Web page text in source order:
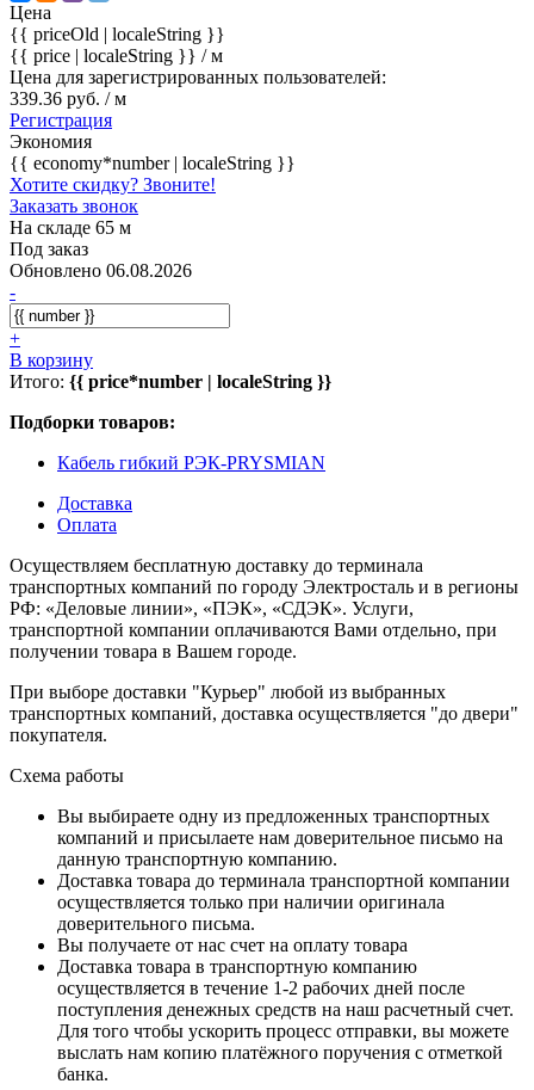
Цена
{{ priceOld | localeString }}
{{ price | localeString }} / м
Цена для зарегистрированных пользователей:
339.36 руб. / м
Регистрация
Экономия
{{ economy*number | localeString }}
Хотите скидку? Звоните!
Заказать звонок
На складе 65 м
Под заказ
Обновлено 06.08.2026
-
+
В корзину
Итого: {{ price*number | localeString }}
Подборки товаров:
Кабель гибкий РЭК-PRYSMIAN
Доставка
Оплата
Осуществляем бесплатную доставку до терминала
транспортных компаний по городу Электросталь и в регионы
РФ: «Деловые линии», «ПЭК», «СДЭК». Услуги,
транспортной компании оплачиваются Вами отдельно, при
получении товара в Вашем городе.
При выборе доставки "Курьер" любой из выбранных
транспортных компаний, доставка осуществляется "до двери"
покупателя.
Схема работы
Вы выбираете одну из предложенных транспортных
компаний и присылаете нам доверительное письмо на
данную транспортную компанию.
Доставка товара до терминала транспортной компании
осуществляется только при наличии оригинала
доверительного письма.
Вы получаете от нас счет на оплату товара
Доставка товара в транспортную компанию
осуществляется в течение 1-2 рабочих дней после
поступления денежных средств на наш расчетный счет.
Для того чтобы ускорить процесс отправки, вы можете
выслать нам копию платёжного поручения с отметкой
банка.